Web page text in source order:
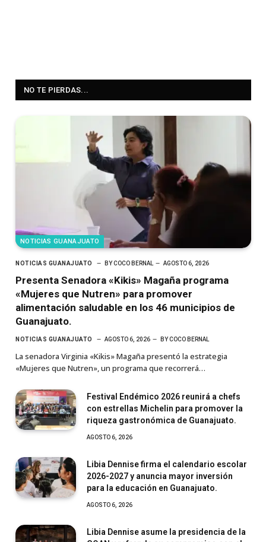
NO TE PIERDAS...
NOTICIAS GUANAJUATO
NOTICIAS GUANAJUATO BY COCO BERNAL AGOSTO 6, 2026
Presenta Senadora «Kikis» Magaña programa
«Mujeres que Nutren» para promover
alimentación saludable en los 46 municipios de
Guanajuato.
NOTICIAS GUANAJUATO AGOSTO 6, 2026 BY COCO BERNAL
La senadora Virginia «Kikis» Magaña presentó la estrategia
«Mujeres que Nutren», un programa que recorrerá…
Festival Endémico 2026 reunirá a chefs
con estrellas Michelin para promover la
riqueza gastronómica de Guanajuato.
AGOSTO 6, 2026
Libia Dennise firma el calendario escolar
2026-2027 y anuncia mayor inversión
para la educación en Guanajuato.
AGOSTO 6, 2026
Libia Dennise asume la presidencia de la